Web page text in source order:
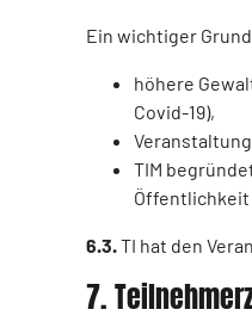
Ein wichtiger
höhere
Covid-19),
TIM
Öffentlichkeit
6.3.TI hat den
7.